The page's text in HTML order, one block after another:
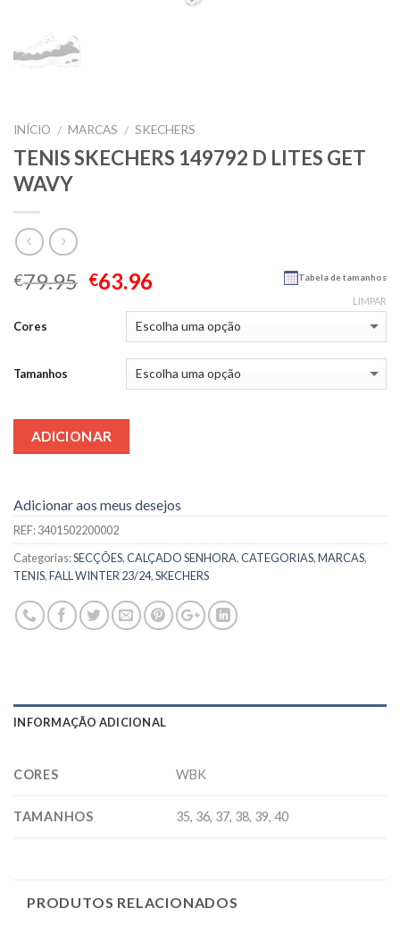
INÍCIO / MARCAS / SKECHERS
TENIS SKECHERS 149792 D LITES GET
WAVY
€79.95 €63.96 Tabela de tamanhos
Cores
Tamanhos
LIMPAR
ADICIONAR
Adicionar aos meus desejos
REF:3401502200002
Categorias:SECÇÕES,CALÇADO SENHORA,CATEGORIAS,MARCAS,
TENIS,FALL WINTER 23/24,SKECHERS
INFORMAÇÃO ADICIONAL
CORES WBK
TAMANHOS 35, 36, 37, 38, 39, 40
PRODUTOS RELACIONADOS